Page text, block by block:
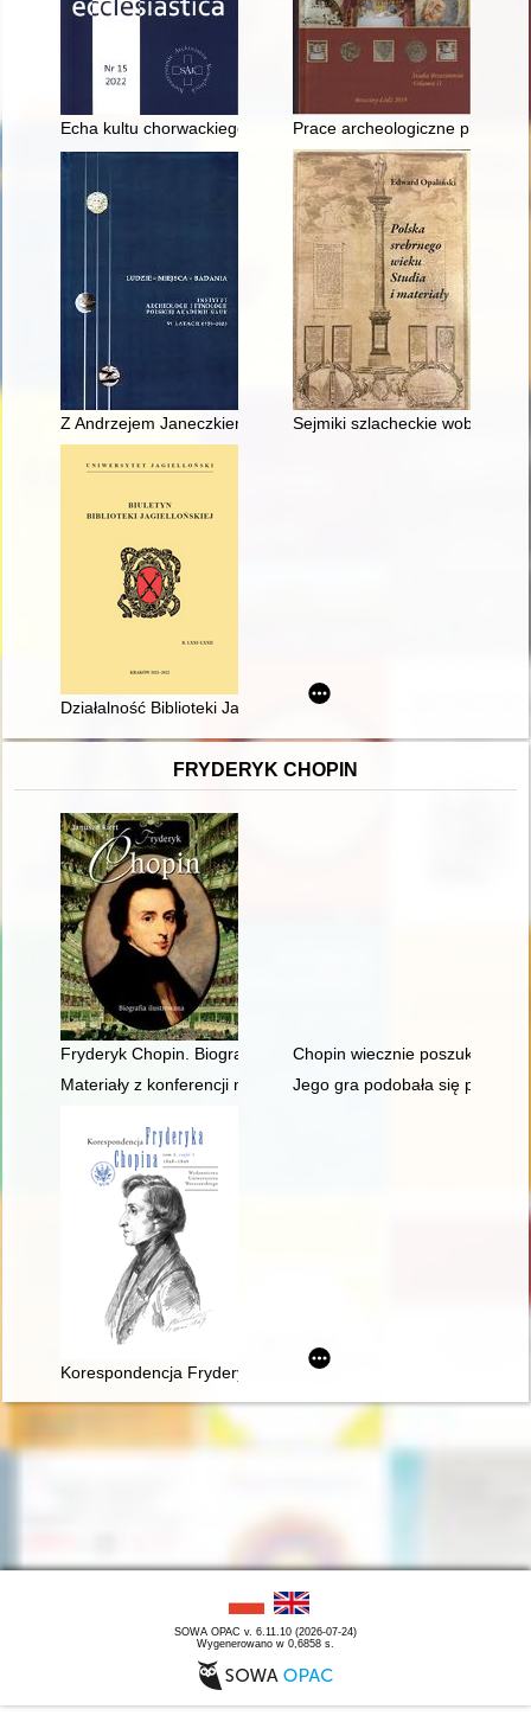
Echa kultu chorwackiego Sługi Bożego ks. Antoniego
Prace archeologiczne przy
Z Andrzejem Janeczkiem rozmawia Katarzyna Kość-Ryżko
Sejmiki szlacheckie wobec
Działalność Biblioteki Jagiellońskiej w roku 2021 :
FRYDERYK CHOPIN
Fryderyk Chopin. Biografia ilustrowanaChopin wiecznie poszukiwany.
Materiały z konferencji naukowej "Twórczość naukowa i
Jego gra podobała się przede
Korespondencja Fryderyka Chopina. T. 3 cz. 3,
SOWA OPAC v. 6.11.10 (2026-07-24)
Wygenerowano w 0,6858 s.